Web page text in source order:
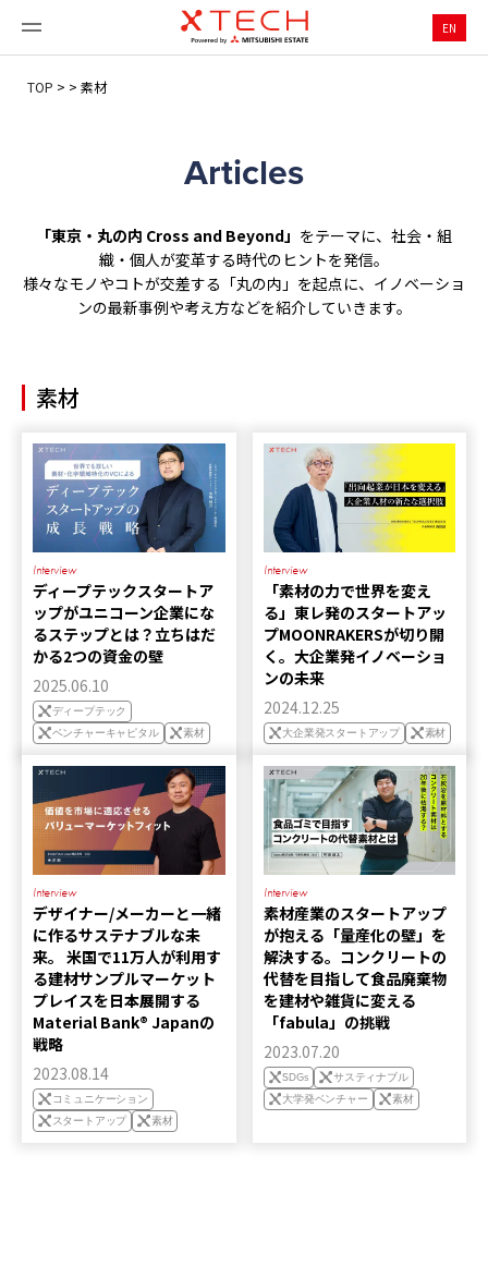
EN
TOP > > 素材
Articles
「東京・丸の内 Cross and Beyond」 をテーマに、社会・組
織・個人が変革する時代のヒントを発信。
様々なモノやコトが交差する「丸の内」を起点に、イノベーショ
ンの最新事例や考え方などを紹介していきます。
素材
Interview
ディープテックスタートア
ップがユニコーン企業にな
るステップとは？立ちはだ
かる2つの資金の壁
2025.06.10
ディープテック
ベンチャーキャピタル
素材
Interview
「素材の力で世界を変え
る」東レ発のスタートアッ
プMOONRAKERSが切り開
く。大企業発イノベーショ
ンの未来
2024.12.25
大企業発スタートアップ 素材
Interview
デザイナー/メーカーと一緒
に作るサステナブルな未
来。 米国で11万人が利用す
る建材サンプルマーケット
プレイスを日本展開する
Material Bank®︎ Japanの
戦略
2023.08.14
コミュニケーション
スタートアップ
素材
Interview
素材産業のスタートアップ
が抱える「量産化の壁」を
解決する。コンクリートの
代替を目指して食品廃棄物
を建材や雑貨に変える
「fabula」の挑戦
2023.07.20
SDGs
サスティナブル
大学発ベンチャー
素材